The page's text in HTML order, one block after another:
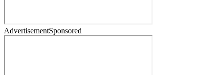
AdvertisementSponsored